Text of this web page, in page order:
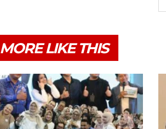
MORE LIKE THIS